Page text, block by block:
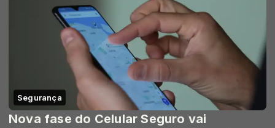
Segurança
Nova fase do Celular Seguro vai